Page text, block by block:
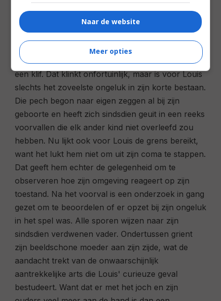
malligheid-eens' volkomen misplaatst voelt.
De Louis Drax uit de titel is een negenjarig jochie
dat de pech had in coma te raken na een val van
een klif. Dat klinkt onfortuinlijk, maar is voor Louis
slechts het zoveelste ongeluk in zijn korte bestaan.
Die pech begon naar eigen zeggen al bij zijn
geboorte en heeft zich sindsdien geuit in een reeks
voorvallen die elk ander kind niet overleefd zou
hebben. Nu lijkt ook voor Louis de grens bereikt,
want het lukt hem niet om uit zijn coma te stappen.
Dat geeft hem echter de gelegenheid om te
observeren hoe zijn omgeving reageert op zijn
toestand. Na het voorval is een onderzoek in gang
gezet om te beoordelen of er opzet bij zijn ongeluk
in het spel was. Alle sporen wijzen naar zijn
sindsdien verdwenen vader. Ondertussen grient
zijn beeldschone moeder aan zijn zijde, wat de
aandacht trekt van de onwaarschijnlijk
aantrekkelijke arts die Louis' curieuze geval
bestudeert. Want dat er met het joch en zijn
Naar de website
Meer opties